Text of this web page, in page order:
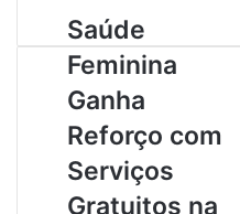
S
a
ú
d
F
e
m
i
Saúde
Feminina
Ganha
Reforço com
Serviços
Gratuitos na